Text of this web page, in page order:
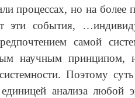
процессах, но на более
эти события,
самой
научным принципом,
Поэтому
анализа любой